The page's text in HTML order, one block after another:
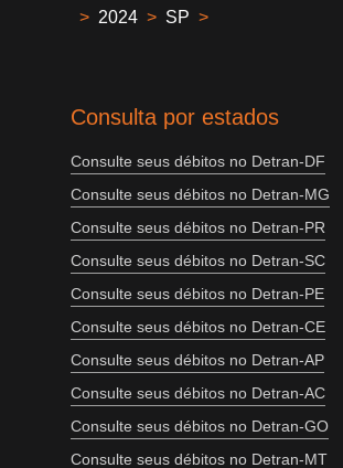
> 2024 > SP >
Consulta por estados
Consulte seus débitos no Detran-DF
Consulte seus débitos no Detran-MG
Consulte seus débitos no Detran-PR
Consulte seus débitos no Detran-SC
Consulte seus débitos no Detran-PE
Consulte seus débitos no Detran-CE
Consulte seus débitos no Detran-AP
Consulte seus débitos no Detran-AC
Consulte seus débitos no Detran-GO
Consulte seus débitos no Detran-MT